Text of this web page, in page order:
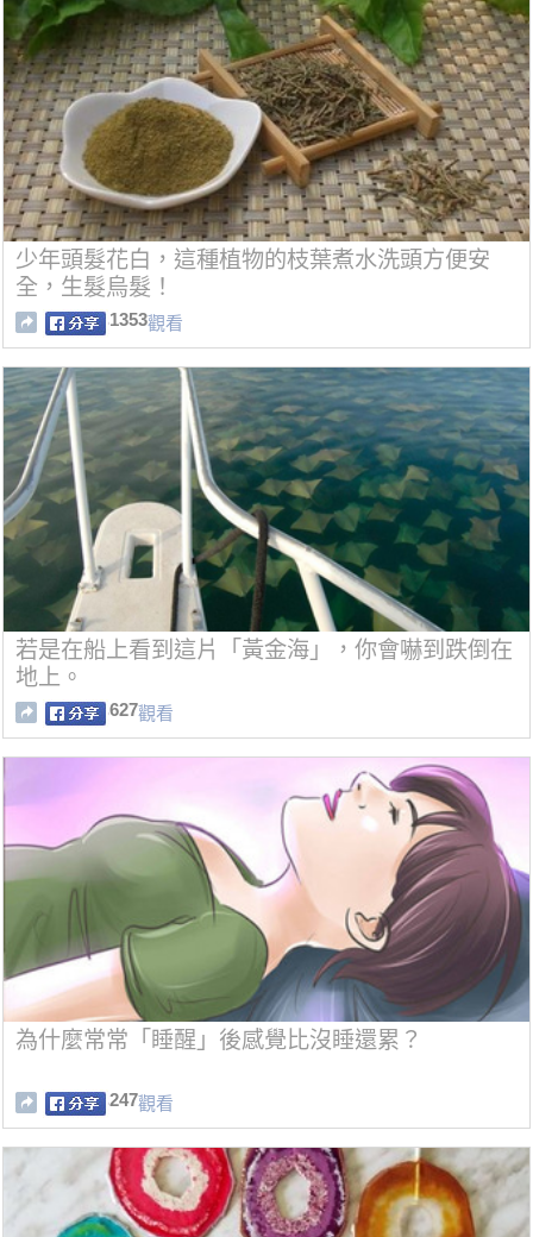
少年頭髮花白，這種植物的枝葉煮水洗頭方便安
全，生髮烏髮！
1353觀看
若是在船上看到這片「黃金海」，你會嚇到跌倒在
地上。
627觀看
為什麼常常「睡醒」後感覺比沒睡還累？
247觀看